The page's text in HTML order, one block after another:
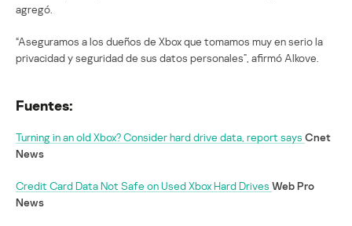
agregó.
“Aseguramos a los dueños de Xbox que tomamos muy en serio la
privacidad y seguridad de sus datos personales”, afirmó Alkove.
Fuentes:
Turning in an old Xbox? Consider hard drive data, report says Cnet
News
Credit Card Data Not Safe on Used Xbox Hard Drives Web Pro
News